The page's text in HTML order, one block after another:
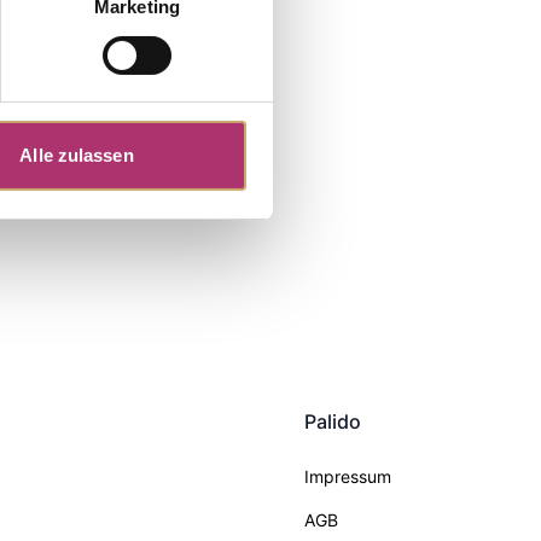
Marketing
Alle zulassen
Palido
Impressum
AGB